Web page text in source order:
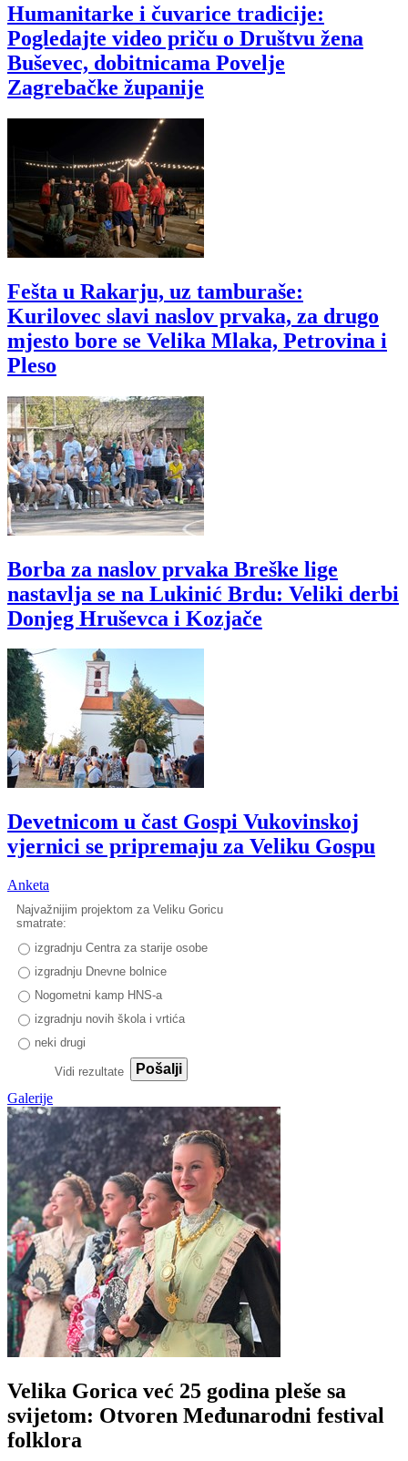
Humanitarke i čuvarice tradicije:
Pogledajte video priču o Društvu žena
Buševec, dobitnicama Povelje
Zagrebačke županije
Fešta u Rakarju, uz tamburaše:
Kurilovec slavi naslov prvaka, za drugo
mjesto bore se Velika Mlaka, Petrovina i
Pleso
Borba za naslov prvaka Breške lige
nastavlja se na Lukinić Brdu: Veliki derbi
Donjeg Hruševca i Kozjače
Devetnicom u čast Gospi Vukovinskoj
vjernici se pripremaju za Veliku Gospu
Anketa
Najvažnijim projektom za Veliku Goricu
smatrate:
izgradnju Centra za starije osobe
izgradnju Dnevne bolnice
Nogometni kamp HNS-a
izgradnju novih škola i vrtića
neki drugi
Vidi rezultate
Pošalji
Galerije
Velika Gorica već 25 godina pleše sa
svijetom: Otvoren Međunarodni festival
folklora